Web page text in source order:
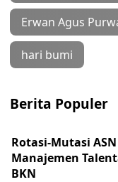
Erwan Agus
hari bumi
Berita Populer
Rotasi-Mutasi
Manajemen
BKN